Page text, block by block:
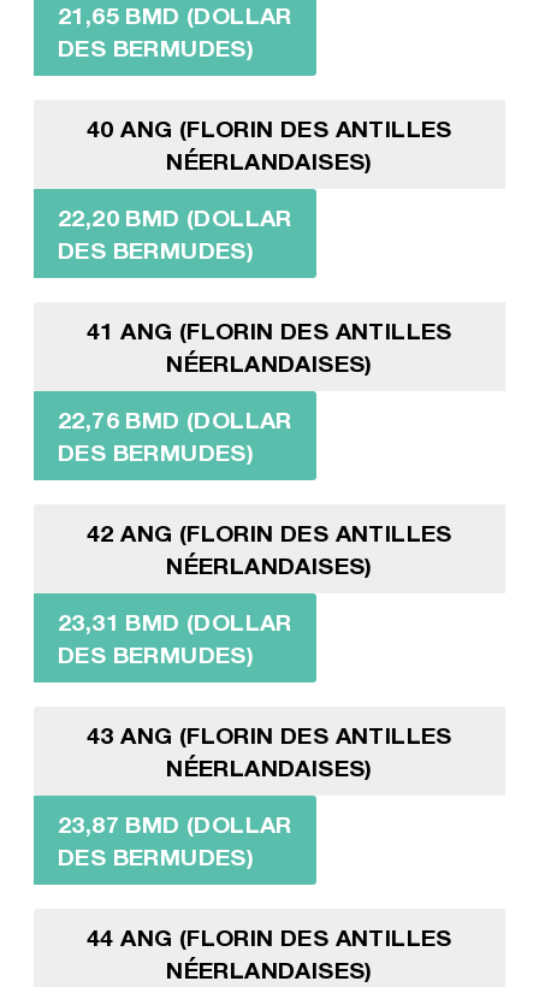
21,65 BMD (DOLLAR
DES BERMUDES)
40 ANG (FLORIN DES ANTILLES
NÉERLANDAISES)
22,20 BMD (DOLLAR
DES BERMUDES)
41 ANG (FLORIN DES ANTILLES
NÉERLANDAISES)
22,76 BMD (DOLLAR
DES BERMUDES)
42 ANG (FLORIN DES ANTILLES
NÉERLANDAISES)
23,31 BMD (DOLLAR
DES BERMUDES)
43 ANG (FLORIN DES ANTILLES
NÉERLANDAISES)
23,87 BMD (DOLLAR
DES BERMUDES)
44 ANG (FLORIN DES ANTILLES
NÉERLANDAISES)